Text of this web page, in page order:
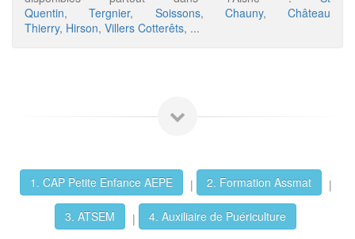
Quentin,Tergnier, Soissons, Chauny, Château
Thierry, Hirson, Villers Cotterêts, ...
1. CAP Petite Enfance AEPE | 2. Formation Assmat
|
3. ATSEM
| 4. Auxiliaire de Puériculture